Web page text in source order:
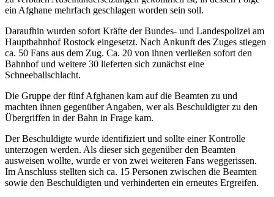
ein Afghane mehrfach geschlagen worden sein soll.
Daraufhin wurden sofort Kräfte der Bundes- und Landespolizei am
Hauptbahnhof Rostock eingesetzt. Nach Ankunft des Zuges stiegen
ca. 50 Fans aus dem Zug. Ca. 20 von ihnen verließen sofort den
Bahnhof und weitere 30 lieferten sich zunächst eine
Schneeballschlacht.
Die Gruppe der fünf Afghanen kam auf die Beamten zu und
machten ihnen gegenüber Angaben, wer als Beschuldigter zu den
Übergriffen in der Bahn in Frage kam.
Der Beschuldigte wurde identifiziert und sollte einer Kontrolle
unterzogen werden. Als dieser sich gegenüber den Beamten
ausweisen wollte, wurde er von zwei weiteren Fans weggerissen.
Im Anschluss stellten sich ca. 15 Personen zwischen die Beamten
sowie den Beschuldigten und verhinderten ein erneutes Ergreifen.